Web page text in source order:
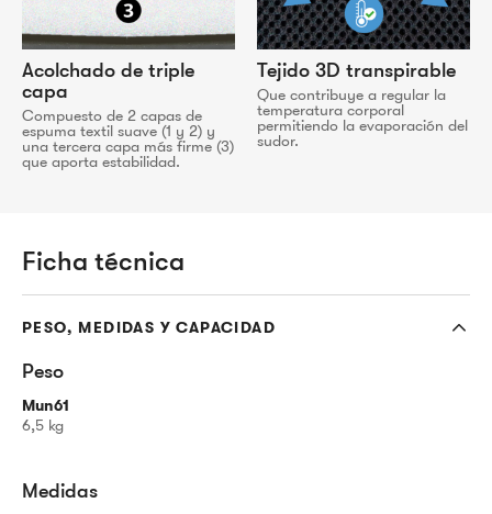
Acolchado de triple
capa
Compuesto de 2 capas de
espuma textil suave (1 y 2) y
una tercera capa más firme (3)
que aporta estabilidad.
Tejido 3D transpirable
Que contribuye a regular la
temperatura corporal
permitiendo la evaporación del
sudor.
Ficha técnica
PESO, MEDIDAS Y CAPACIDAD
Peso
Mun61
6,5 kg
Medidas